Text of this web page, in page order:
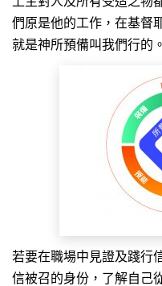
們原是他的工作，在基督
就是神所預備叫我們行的
若要在職場中見證及踐行
信被召的身份，了解自己